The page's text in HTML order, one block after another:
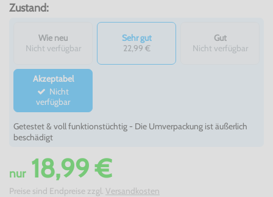
Zustand:
Wie neu
Nicht verfügbar
Sehr gut
22,99 €
Gut
Nicht verfügbar
Akzeptabel
verfügbar
Getestet & voll funktionstüchtig - Die Umverpackung ist äußerlich
beschädigt
nur18,99 €
Preise sind Endpreise zzgl. Versandkosten